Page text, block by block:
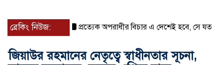
ব্রেকিং নিউজ: প্রত্যেক অপরাধীর বিচার এ দেশেই হবে, সে যত
জিয়াউর রহমানের নেতৃত্বে স্বাধীনতার সূচনা,